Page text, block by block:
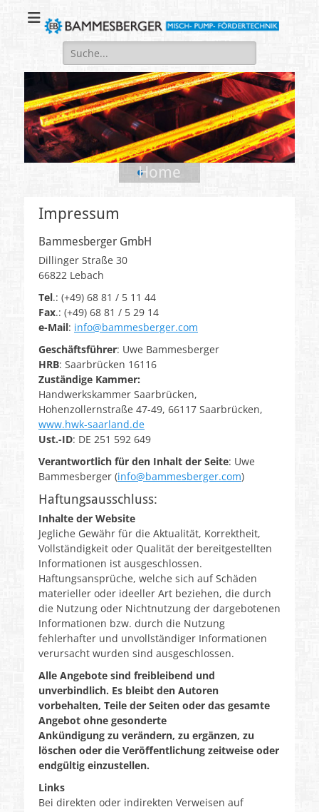
Bammesberger
GmbH
Eine weitere WordPress Website
Suchen
nach:
• • • •
Home
ö
f
f
n
t
l
c
h
t
a
m
V
o
n
U
e
B
a
m
m
e
s
b
e
r
g
Impressum
Bammesberger GmbH
Dillinger Straße 30
66822 Lebach
Tel.: (+49) 68 81 / 5 11 44
Fax.: (+49) 68 81 / 5 29 14
e-Mail: info@bammesberger.com
Geschäftsführer: Uwe Bammesberger
HRB: Saarbrücken 16116
Zuständige Kammer:
Handwerkskammer Saarbrücken,
Hohenzollernstraße 47-49, 66117 Saarbrücken,
www.hwk-saarland.de
Ust.-ID: DE 251 592 649
Verantwortlich für den Inhalt der Seite: Uwe
Bammesberger (info@bammesberger.com)
Haftungsausschluss:
Inhalte der Website
Jegliche Gewähr für die Aktualität, Korrektheit,
Vollständigkeit oder Qualität der bereitgestellten
Informationen ist ausgeschlossen.
Haftungsansprüche, welche sich auf Schäden
materieller oder ideeller Art beziehen, die durch
die Nutzung oder Nichtnutzung der dargebotenen
Informationen bzw. durch die Nutzung
fehlerhafter und unvollständiger Informationen
verursacht wurden sind ausgeschlossen.
Alle Angebote sind freibleibend und
unverbindlich. Es bleibt den Autoren
vorbehalten, Teile der Seiten oder das gesamte
Angebot ohne gesonderte
Ankündigung zu verändern, zu ergänzen, zu
löschen oder die Veröffentlichung zeitweise oder
endgültig einzustellen.
Links
Bei direkten oder indirekten Verweisen auf